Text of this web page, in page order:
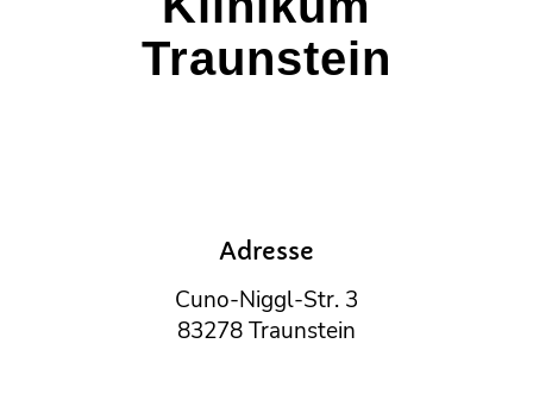
Traunstein
Adresse
Cuno-Niggl-Str. 3
83278 Traunstein